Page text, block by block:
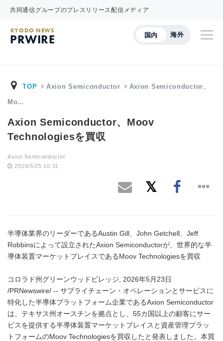
共同通信グループのプレスリリース配信メディア
国内 海外
KYODO NEWS
PRWIRE
TOP Axion Semiconductor Axion Semiconductor、
Mo…
Axion Semiconductor、Moov
Technologiesを買収
Axion Semiconductor
2026/5/25 10:31
半導体業界のリーダーであるAustin Gill、John Getchell、Jeff
Robbinsによって設立されたAxion Semiconductorが、世界的な半
導体装置マーケットプレイスであるMoov Technologiesを買収
コロラド州グリーンウッドビレッジ, 2026年5月23日
/PRNewswire/ -- サプライチェーン・オペレーションとサービスに
特化した半導体プラットフォーム企業であるAxion Semiconductor
は、テキサス州オースチンを拠点とし、55カ国以上の顧客にサー
ビスを提供する半導体装置マーケットプレイスと資産管理プラッ
トフォームのMoov Technologiesを買収したと発表しました。本買